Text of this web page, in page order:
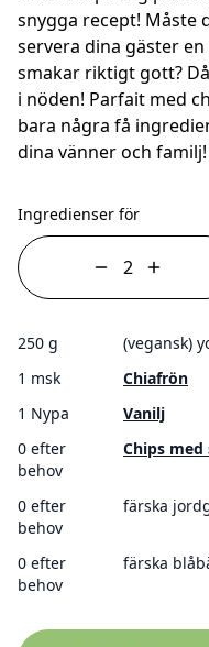
snygga recept! Måste
servera dina gäster
smakar riktigt gott?
i nöden! Parfait med
bara några få
dina vänner och familj!
Ingredienser för
250 g
(vegansk)
1 msk
Chiafrön
1 Nypa
Vanilj
0 efter
behov
Chips
0 efter
behov
färska
0 efter
behov
färska